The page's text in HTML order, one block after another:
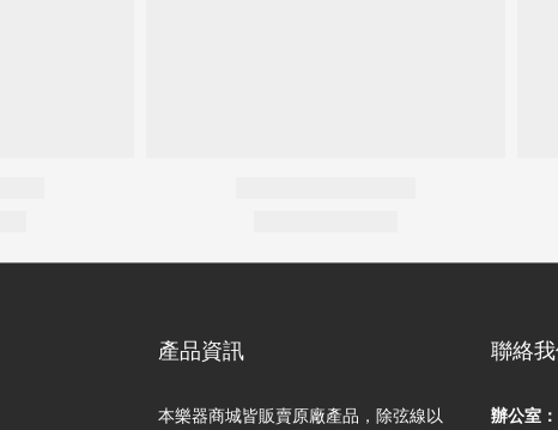
產品資訊
本樂器商城皆販賣原廠產品，除弦線以
聯絡
辦公室：